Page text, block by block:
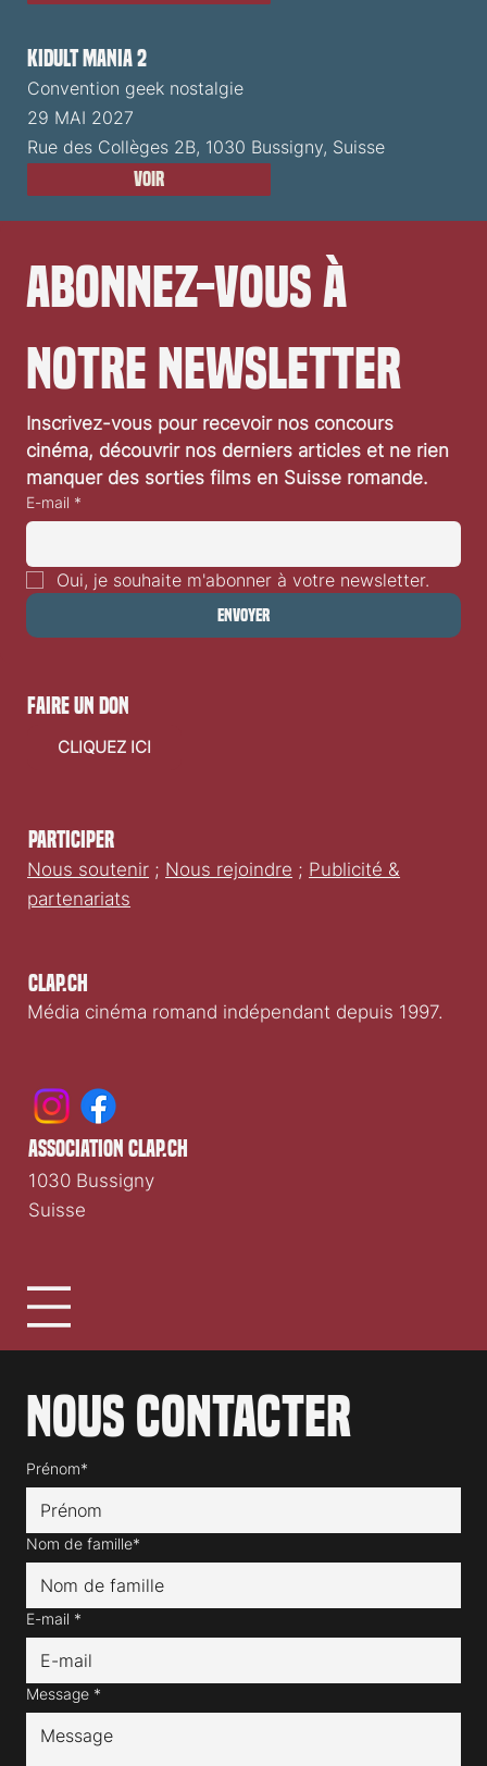
Kidult Mania 2
Convention geek nostalgie
29 MAI 2027
Rue des Collèges 2B, 1030 Bussigny, Suisse
Voir
Abonnez-vous à
notre newsletter
Inscrivez-vous pour recevoir nos concours
cinéma, découvrir nos derniers articles et ne rien
manquer des sorties films en Suisse romande.
E-mail *
Oui, je souhaite m'abonner à votre newsletter.
Envoyer
Clap.ch
Média cinéma romand indépendant depuis 1997.
Participer
Nous soutenir ; Nous rejoindre ; Publicité &
partenariats
Nous contacter
Prénom*
Nom de famille*
E-mail *
Message *
faire un don
CLIQUEZ ICI
association clap.ch
1030 Bussigny
Suisse